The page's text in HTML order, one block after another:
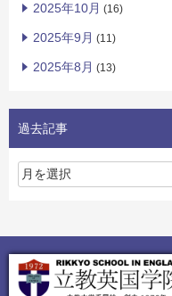
2025年10月 (16)
2025年9月 (11)
2025年8月 (13)
過去記事